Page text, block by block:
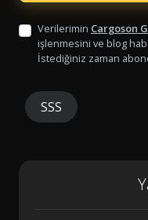
Verilerimin Cargoson
işlenmesini ve blog
İstediğiniz zaman
SSS